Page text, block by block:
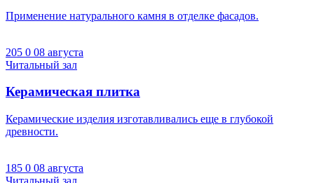
Применение натурального камня в отделке фасадов.
205 0 08 августа
Читальный зал
Керамическая плитка
Керамические изделия изготавливались еще в глубокой
древности.
185 0 08 августа
Читальный зал